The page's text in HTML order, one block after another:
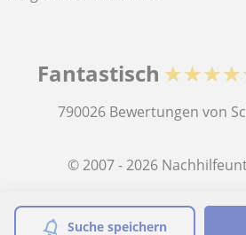
Suche speichern
Fantastisch
790026 Bewertungen von
© 2007 - 2026
Sitemap:Private